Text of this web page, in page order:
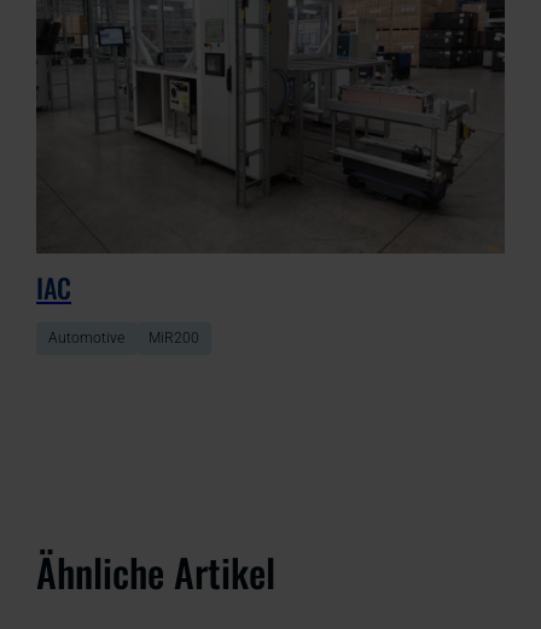
IAC
Automotive MiR200
Ähnliche Artikel